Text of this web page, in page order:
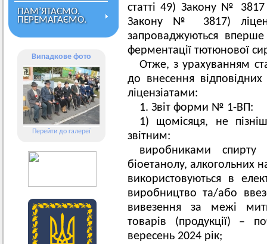
ПАМ’ЯТАЄМО.
ПЕРЕМАГАЄМО.
Випадкове фото
Перейти до галереї
статті 49) Закону № 3817
Закону № 3817)
запроваджуються
ферментації тютюнової
Отже, з урахуванням
до внесення
ліцензіатами:
1. Звіт форми № 1-ВП:
1) щомісяця, не
звітним:
виробниками спирту
біоетанолу, алкогольних
використовуються в
виробництво та/або
вивезення за межі
товарів (продукції) –
вересень 2024 рік;